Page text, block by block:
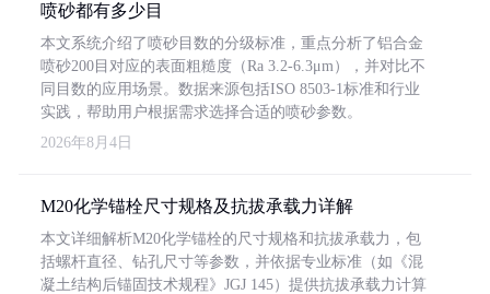
喷砂都有多少目
本文系统介绍了喷砂目数的分级标准，重点分析了铝合金
喷砂200目对应的表面粗糙度（Ra 3.2-6.3μm），并对比不
同目数的应用场景。数据来源包括ISO 8503-1标准和行业
实践，帮助用户根据需求选择合适的喷砂参数。
2026年8月4日
M20化学锚栓尺寸规格及抗拔承载力详解
本文详细解析M20化学锚栓的尺寸规格和抗拔承载力，包
括螺杆直径、钻孔尺寸等参数，并依据专业标准（如《混
凝土结构后锚固技术规程》JGJ 145）提供抗拔承载力计算